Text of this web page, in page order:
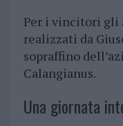
Per i vincitori gli
realizzati da
sopraffino
Calangianus.
Una giornata